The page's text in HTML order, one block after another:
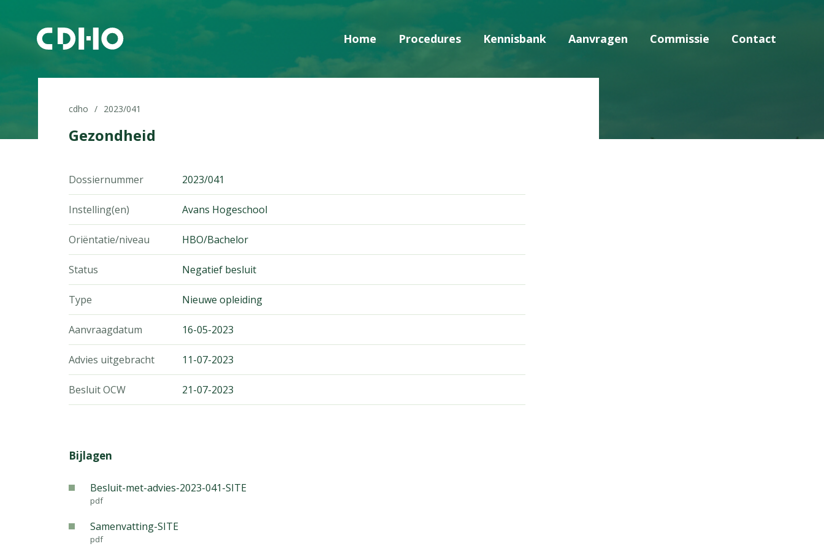
Home Procedures Kennisbank Aanvragen Commissie Contact
cdho 2023/041
Gezondheid
Dossiernummer 2023/041
Instelling(en) Avans Hogeschool
Oriëntatie/niveau HBO/Bachelor
Status Negatief besluit
Type Nieuwe opleiding
Aanvraagdatum 16-05-2023
Advies uitgebracht 11-07-2023
Besluit OCW 21-07-2023
Bijlagen
Besluit-met-advies-2023-041-SITE
pdf
Samenvatting-SITE
pdf